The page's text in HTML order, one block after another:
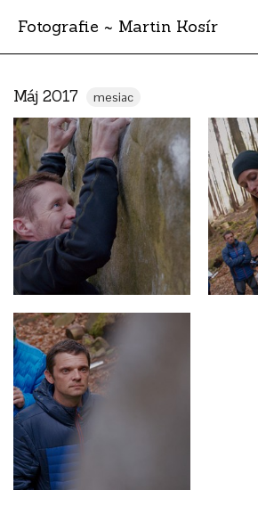
Fotografie ~ Martin Kosír
Albumy
Miesta
Archív
Vyhľadávanie
Máj 2017 mesiac